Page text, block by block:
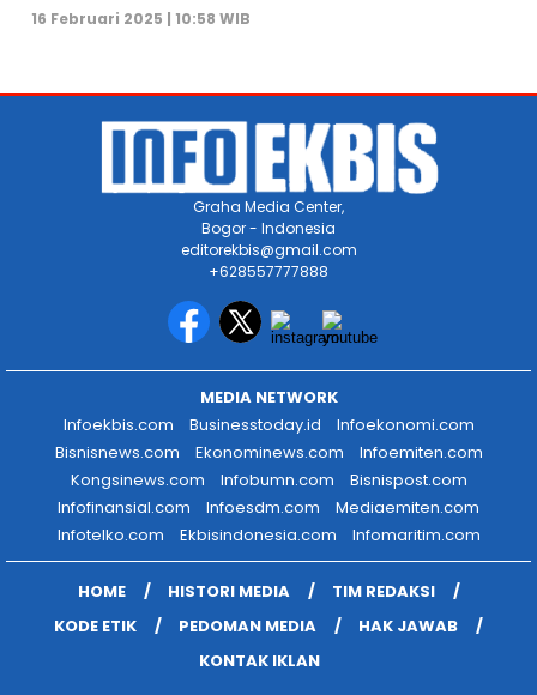
16 Februari 2025 | 10:58 WIB
Graha Media Center,
Bogor - Indonesia
editorekbis@gmail.com
+628557777888
MEDIA NETWORK
Infoekbis.com
Businesstoday.id
Infoekonomi.com
Bisnisnews.com
Ekonominews.com
Infoemiten.com
Kongsinews.com
Infobumn.com
Bisnispost.com
Infofinansial.com
Infoesdm.com
Mediaemiten.com
Infotelko.com
Ekbisindonesia.com Infomaritim.com
HOME HISTORI MEDIA
TIM REDAKSI
KODE ETIK
PEDOMAN MEDIA
HAK JAWAB
KONTAK IKLAN